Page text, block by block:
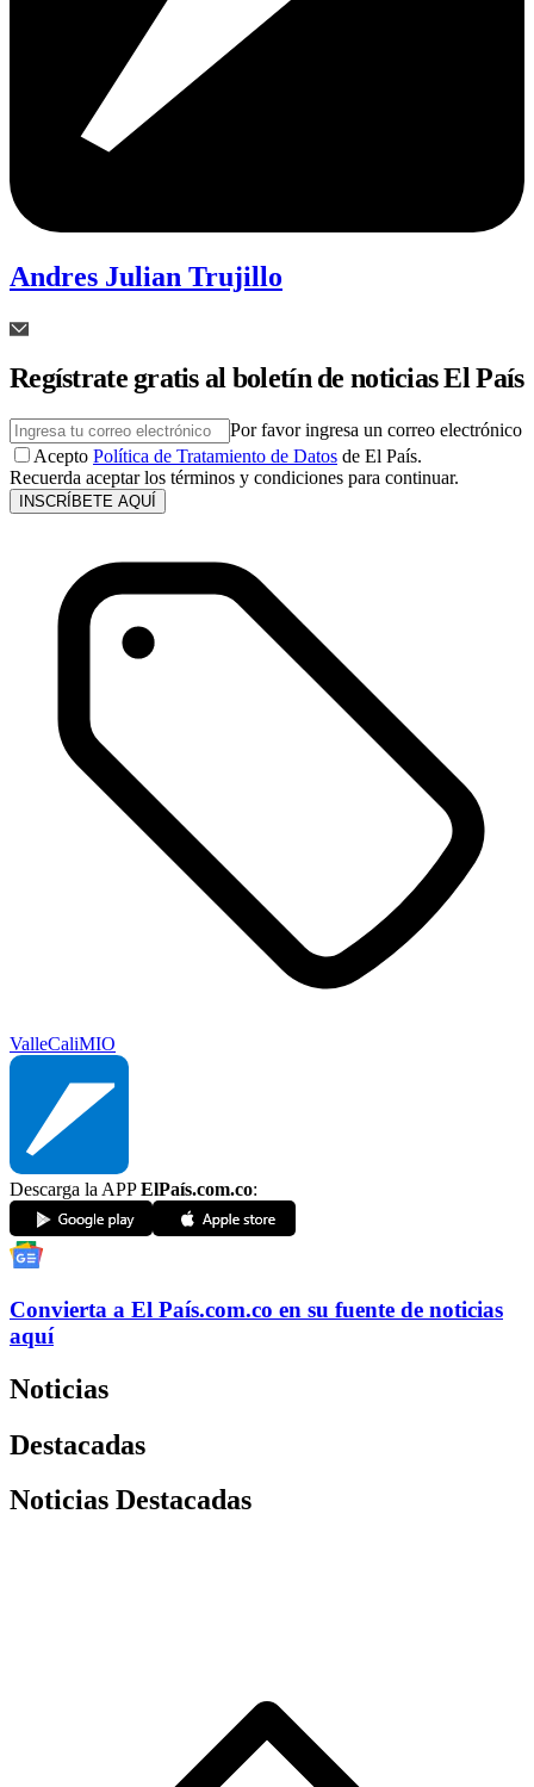
Andres Julian Trujillo
Regístrate gratis al boletín de noticias El País
Por favor ingresa un correo electrónico
Acepto Política de Tratamiento de Datos de El País.
Recuerda aceptar los términos y condiciones para continuar.
INSCRÍBETE AQUÍ
ValleCaliMIO
Descarga la APPElPaís.com.co:
Convierta a El País.com.co en su fuente de noticias
aquí
Noticias
Destacadas
Noticias Destacadas